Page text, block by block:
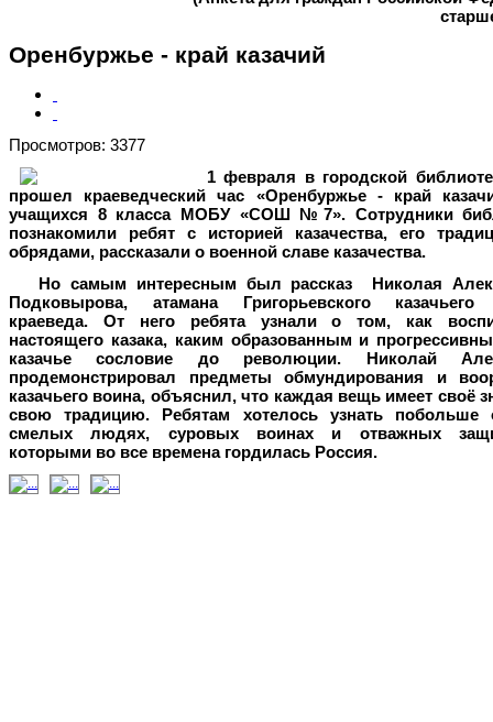
Оренбуржье - край казачий
Просмотров: 3377
1 февраля в городской
прошел краеведческий час «Оренбуржье - край
учащихся 8 класса МОБУ «СОШ №7». Сотрудники
познакомили ребят с историей казачества, его
обрядами, рассказали о военной славе казачества.
Но самым интересным был рассказ Николая
Подковырова, атамана Григорьевского казачьего
краеведа. От него ребята узнали о том, как
настоящего казака, каким образованным и
казачье сословие до революции. Николай
продемонстрировал предметы обмундирования и
казачьего воина, объяснил, что каждая вещь имеет своё
свою традицию. Ребятам хотелось узнать побольше
смелых людях, суровых воинах и отважных
которыми во все времена гордилась Россия.